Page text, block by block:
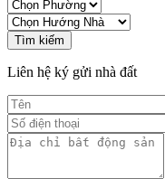
Tìm kiếm
Liên hệ ký gửi nhà đất